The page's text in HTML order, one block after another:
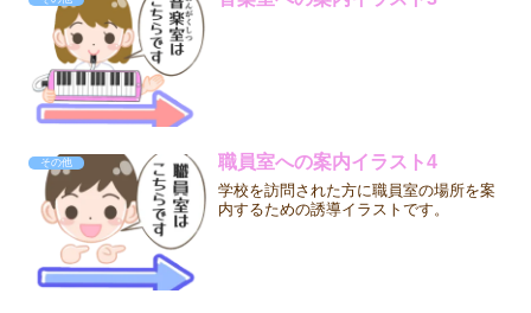
その他 職員室への案内イラスト4
学校を訪問された方に職員室の場所を案
内するための誘導イラストです。